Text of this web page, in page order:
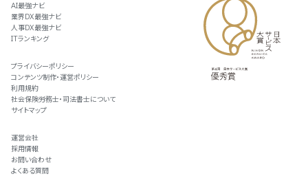
AI最強ナビ
業界DX最強ナビ
人事DX最強ナビ
ITランキング
プライバシーポリシー
コンテンツ制作・運営ポリシー
利用規約
社会保険労務士・司法書士について
サイトマップ
運営会社
採用情報
お問い合わせ
よくある質問